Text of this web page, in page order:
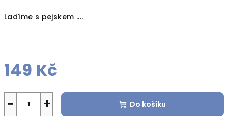
Ladíme s pejskem ....
149 Kč
+
− Do košíku